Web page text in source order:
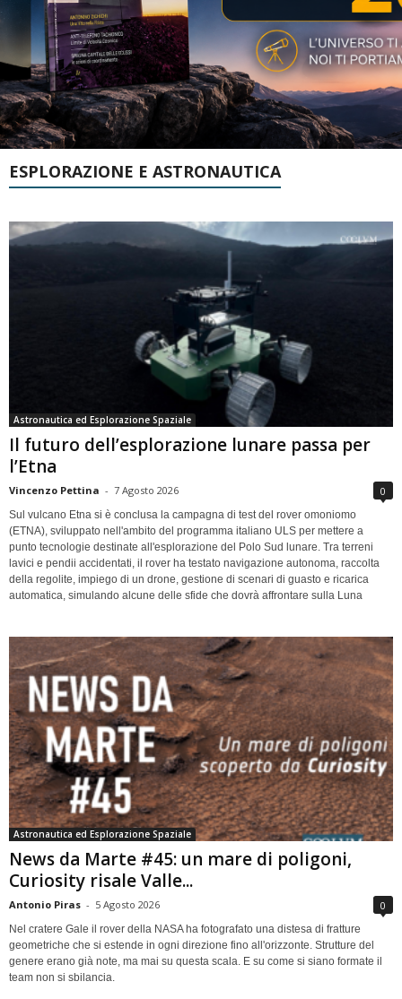
ESPLORAZIONE E ASTRONAUTICA
Astronautica ed Esplorazione Spaziale
Il futuro dell’esplorazione lunare passa per
l’Etna
Vincenzo Pettina - 7 Agosto 2026 0
Sul vulcano Etna si è conclusa la campagna di test del rover omoniomo
(ETNA), sviluppato nell'ambito del programma italiano ULS per mettere a
punto tecnologie destinate all'esplorazione del Polo Sud lunare. Tra terreni
lavici e pendii accidentati, il rover ha testato navigazione autonoma, raccolta
della regolite, impiego di un drone, gestione di scenari di guasto e ricarica
automatica, simulando alcune delle sfide che dovrà affrontare sulla Luna
Astronautica ed Esplorazione Spaziale
News da Marte #45: un mare di poligoni,
Curiosity risale Valle...
Antonio Piras - 5 Agosto 2026 0
Nel cratere Gale il rover della NASA ha fotografato una distesa di fratture
geometriche che si estende in ogni direzione fino all'orizzonte. Strutture del
genere erano già note, ma mai su questa scala. E su come si siano formate il
team non si sbilancia.